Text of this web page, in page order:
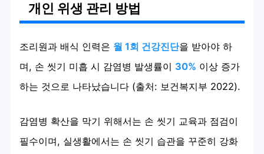
개인 위생 관리 방법
조리원과 배식 인력은 월 1회 건강진단을 받아야 하
며, 손 씻기 미흡 시 감염병 발생률이 30% 이상 증가
하는 것으로 나타났습니다 (출처: 보건복지부 2022).
감염병 확산을 막기 위해서는 손 씻기 교육과 점검이
필수이며, 실생활에서는 손 씻기 습관을 꾸준히 강화